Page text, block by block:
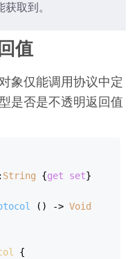
获取到。
值
象仅能调用协议中定
是否是不透明返回值
String {get set}
() -> Void
{